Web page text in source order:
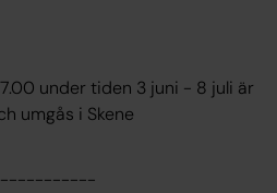
under tiden 3 juni - 8 juli är
umgås i Skene